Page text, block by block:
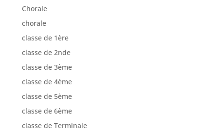
Chorale
chorale
classe de 1ère
classe de 2nde
classe de 3ème
classe de 4ème
classe de 5ème
classe de 6ème
classe de Terminale